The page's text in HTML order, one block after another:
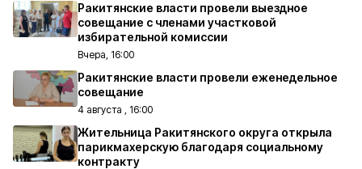
Ракитянские власти провели выездное
совещание с членами участковой
избирательной комиссии
Вчера, 16:00
Ракитянские власти провели еженедельное
совещание
4 августа , 16:00
Жительница Ракитянского округа открыла
парикмахерскую благодаря социальному
контракту